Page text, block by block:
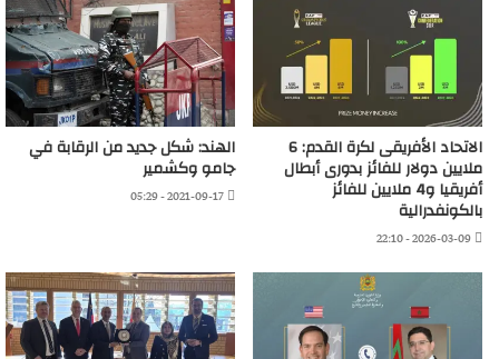
الاتحاد الأفريقى لكرة القدم: 6
ملايين دولار للفائز بدورى أبطال
أفريقيا و4 ملايين للفائز
بالكونفدرالية
2026-03-09 - 22:10
الهند: شكل جديد من الرقابة في
جامو وكشمير
2021-09-17 - 05:29